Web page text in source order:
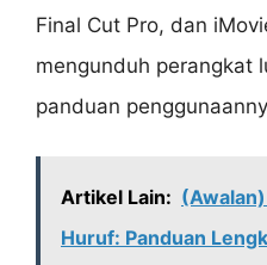
Final Cut Pro, dan
mengunduh perangkat
panduan
Artikel Lain:
Huruf: Panduan